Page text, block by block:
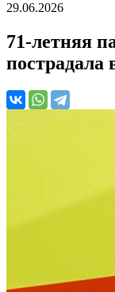
29.06.2026
71-летняя